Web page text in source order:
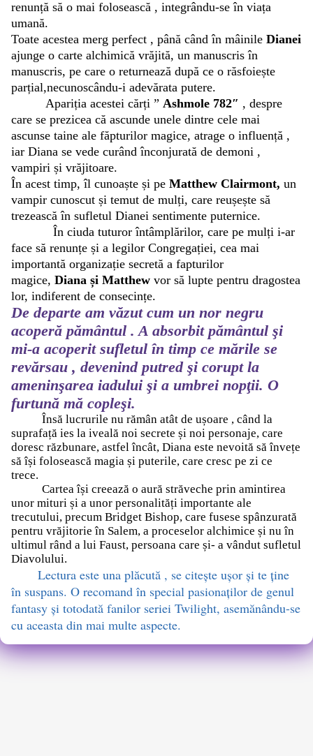
renunță să o mai folosească , integrându-se în viața
umană.
Toate acestea merg perfect , până când în mâinile Dianei
ajunge o carte alchimică vrăjită, un manuscris în
manuscris, pe care o returnează după ce o răsfoiește
parțial,necunoscându-i adevărata putere.
Apariția acestei cărți ” Ashmole 782″ , despre
care se prezicea că ascunde unele dintre cele mai
ascunse taine ale făpturilor magice, atrage o influență ,
iar Diana se vede curând înconjurată de demoni ,
vampiri și vrăjitoare.
În acest timp, îl cunoaște și pe Matthew Clairmont, un
vampir cunoscut și temut de mulți, care reușește să
trezească în sufletul Dianei sentimente puternice.
În ciuda tuturor întâmplărilor, care pe mulți i-ar
face să renunțe și a legilor Congregației, cea mai
importantă organizație secretă a fapturilor
magice, Diana și Matthew vor să lupte pentru dragostea
lor, indiferent de consecințe.
De departe am văzut cum un nor negru
acoperă pământul . A absorbit pământul şi
mi-a acoperit sufletul în timp ce mările se
revărsau , devenind putred şi corupt la
ameninşarea iadului şi a umbrei nopţii. O
furtună mă copleşi.
Însă lucrurile nu rămân atât de ușoare , când la
suprafață ies la iveală noi secrete și noi personaje, care
doresc răzbunare, astfel încât, Diana este nevoită să învețe
să își folosească magia și puterile, care cresc pe zi ce
trece.
Cartea își creează o aură străveche prin amintirea
unor mituri și a unor personalități importante ale
trecutului, precum Bridget Bishop, care fusese spânzurată
pentru vrăjitorie în Salem, a proceselor alchimice și nu în
ultimul rând a lui Faust, persoana care și- a vândut sufletul
Diavolului.
Lectura este una plăcută , se citește ușor și te ține
în suspans. O recomand în special pasionaților de genul
fantasy și totodată fanilor seriei Twilight, asemănându-se
cu aceasta din mai multe aspecte.